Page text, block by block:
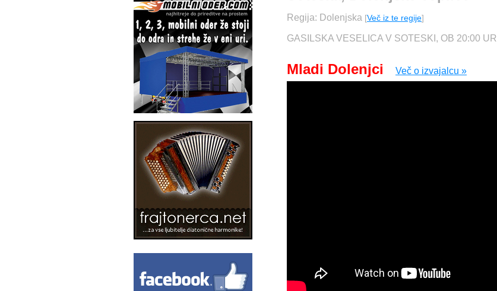
Regija: Dolenjska [Več iz te regije]
GASILSKA VESELICA V SOTESKI, OB 20:00 URI
Mladi Dolenjci Več o izvajalcu »